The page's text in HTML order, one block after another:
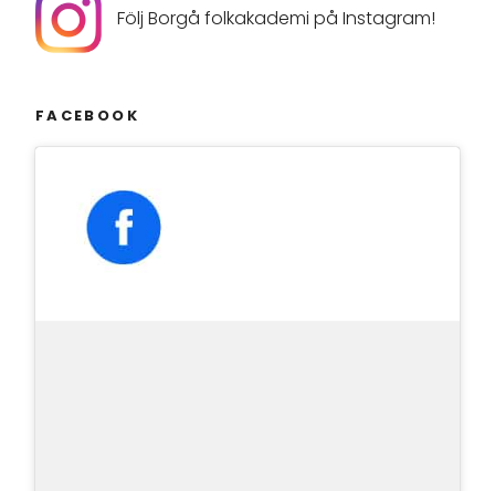
Följ Borgå folkakademi på Instagram!
FACEBOOK